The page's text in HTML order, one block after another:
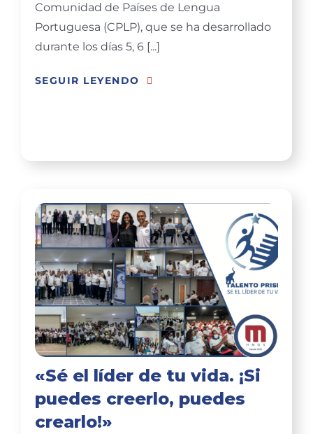
Comunidad de Países de Lengua
Portuguesa (CPLP), que se ha desarrollado
durante los días 5, 6 [...]
SEGUIR LEYENDO
«Sé el líder de tu vida. ¡Si
puedes creerlo, puedes
crearlo!»